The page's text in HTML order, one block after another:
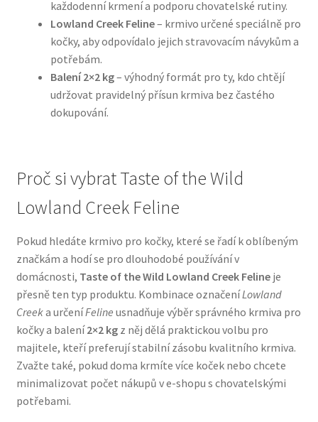
Hračky pro psy
Konzervy a kapsičky pro psy
N&D Farmina pro psy — Italské holistic krmivo
Pamlsky pro psy
Pelíšky pro psy
Ortopedické pelíšky
Přepravky pro psy
Purizon pro psy — Vysoký obsah masa, bez obilovin
Royal Canin pro psy
Veterinární dieta pro psy
každodenní krmení a podporu chovatelské rutiny.
Lowland Creek Feline– krmivo určené speciálně pro
kočky, aby odpovídalo jejich stravovacím návykům a
potřebám.
Balení 2×2 kg– výhodný formát pro ty, kdo chtějí
udržovat pravidelný přísun krmiva bez častého
dokupování.
Proč si vybrat Taste of the Wild
Lowland Creek Feline
Pokud hledáte krmivo pro kočky, které se řadí k oblíbeným
značkám a hodí se pro dlouhodobé používání v
domácnosti, Taste of the Wild Lowland Creek Felineje
přesně ten typ produktu. Kombinace označeníLowland
Creeka určeníFeline usnadňuje výběr správného krmiva pro
kočky a balení2×2 kgz něj dělá praktickou volbu pro
majitele, kteří preferují stabilní zásobu kvalitního krmiva.
Zvažte také, pokud doma krmíte více koček nebo chcete
minimalizovat počet nákupů v e-shopu s chovatelskými
potřebami.